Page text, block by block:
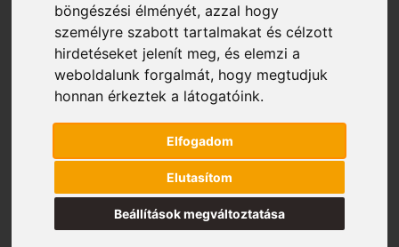
böngészési élményét, azzal hogy
személyre szabott tartalmakat és célzott
hirdetéseket jelenít meg, és elemzi a
weboldalunk forgalmát, hogy megtudjuk
honnan érkeztek a látogatóink.
Elfogadom
Elutasítom
Beállítások megváltoztatása
1130
Mind a(z) 6 találat megjelenítve